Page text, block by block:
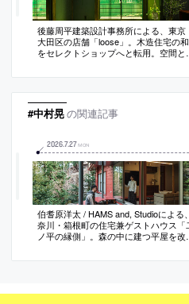
後藤周平建築設計事務所による、東京
大田区の店舗「loose」。木造住宅の
をセレクトショップへと転用。空間と
口として道路から庭を通り抜ける50m
させて“場所の固有性”も創り出す
#中村晃の関連記事
2026.7.27 MON
伯耆原洋太 / HAMS and, Studioによる
奈川・箱根町の住宅兼ゲストハウス「
ノ平の縁側」。森の中に建つ平屋を改
の構成に着目し、内外を繋ぐと共に回
と外の新たな関係に寄与